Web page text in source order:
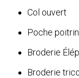
Col ouvert
Poche
Broderie
Broderie